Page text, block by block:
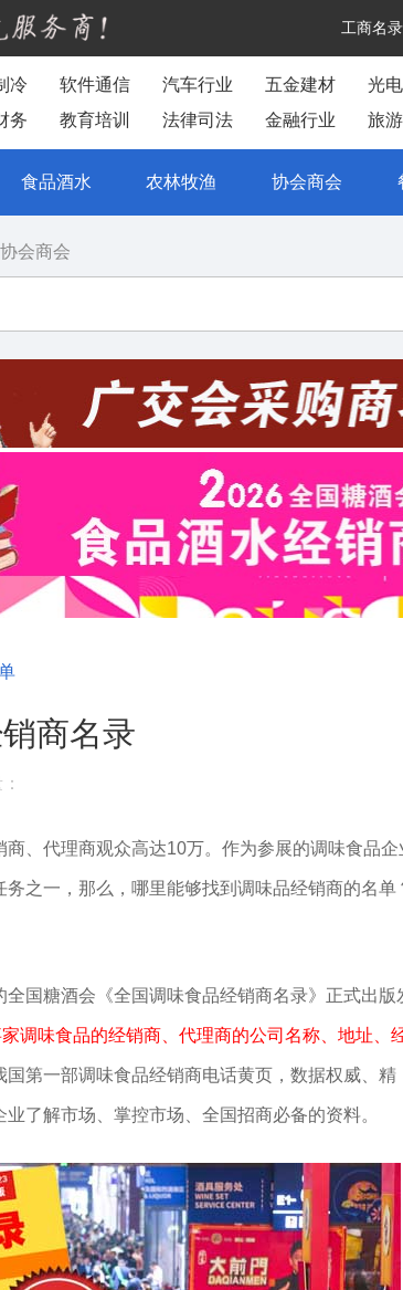
工商名
冷 软件通信 汽车行业 五金建材 光
务 教育培训 法律司法 金融行业 旅
食品酒水 农林牧渔 协会商会
协会商会
商名录
、代理商观众高达10万。作为参展的调味食品企
之一，那么，哪里能够找到调味品经销商的名单
国糖酒会《全国调味食品经销商名录》正式出版
调味食品的经销商、代理商的公司名称、地址、
国第一部调味食品经销商电话黄页，数据权威、精
了解市场、掌控市场、全国招商必备的资料。